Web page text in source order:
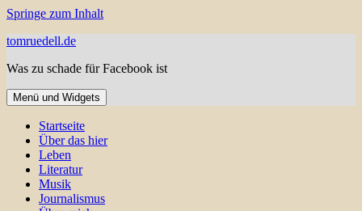
Springe zum Inhalt
tomruedell.de
Was zu schade für Facebook ist
Menü und Widgets
Startseite
Über das hier
Leben
Literatur
Musik
Journalismus